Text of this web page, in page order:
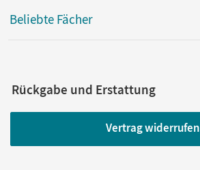
Beliebte Fächer
Rückgabe und Erstattung
Vertrag widerrufen